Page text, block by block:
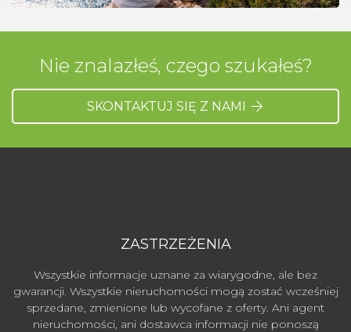
Nie znalazłeś, czego szukałeś?
SKONTAKTUJ SIĘ Z NAMI
ZASTRZEŻENIA
Wszystkie informacje uznane za wiarygodne, ale bez
gwarancji. Wszystkie nieruchomości mogą zostać wcześniej
sprzedane, zmienione lub wycofane z oferty. Ani agent
nieruchomości, ani dostawca informacji nie ponoszą